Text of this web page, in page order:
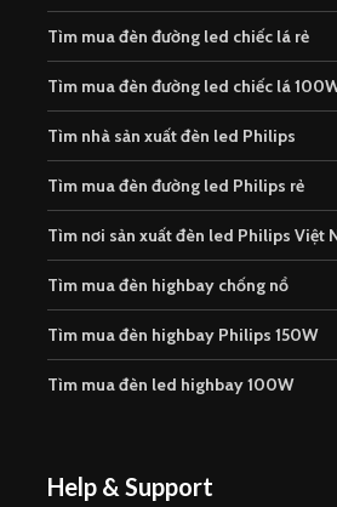
Tìm mua đèn đường led chiếc lá rẻ
Tìm mua đèn đường led chiếc lá
Tìm nhà sản xuất đèn led Philips
Tìm mua đèn đường led Philips rẻ
Tìm nơi sản xuất đèn led Philips Việt
Tìm mua đèn highbay chống nổ
Tìm mua đèn highbay Philips 150W
Tìm mua đèn led highbay 100W
Help & Support